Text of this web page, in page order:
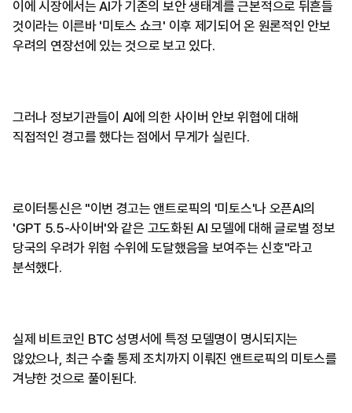
이에 시장에서는 AI가 기존의 보안 생태계를 근본적으로 뒤흔들
것이라는 이른바 '미토스 쇼크' 이후 제기되어 온 원론적인 안보
우려의 연장선에 있는 것으로 보고 있다.
그러나 정보기관들이 AI에 의한 사이버 안보 위협에 대해
직접적인 경고를 했다는 점에서 무게가 실린다.
로이터통신은 "이번 경고는 앤트로픽의 '미토스'나 오픈AI의
'GPT 5.5-사이버'와 같은 고도화된 AI 모델에 대해 글로벌 정보
당국의 우려가 위험 수위에 도달했음을 보여주는 신호"라고
분석했다.
실제 비트코인 BTC 성명서에 특정 모델명이 명시되지는
않았으나, 최근 수출 통제 조치까지 이뤄진 앤트로픽의 미토스를
겨냥한 것으로 풀이된다.